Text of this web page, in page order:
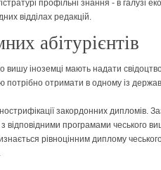
профільні знання - в галузі
відділах редакцій.
абітурієнтів
вишу іноземці мають надати
отримати в одному із
закордонних дипломів.
відповідними програмами чеського
рівноцінним диплому